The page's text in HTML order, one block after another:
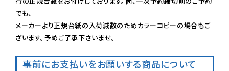
でも、
メーカーより正規台紙の入荷減数のためカラーコピーの場合もご
ざいます。予めご了承下さいませ。
事前にお支払いをお願いする商品について